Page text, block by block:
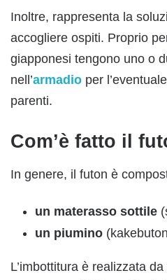
Inoltre, rappresenta la
accogliere ospiti. Proprio
giapponesi tengono uno o
nell’armadio per
parenti.
Com’è fatto il
In genere, il futon è
un materasso sottile
un piumino
L’imbottitura è realizzata